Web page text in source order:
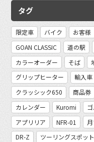
タグ
限定車 バイク お客様
GOAN CLASSIC
道の駅
カラーオーダー
そば
グリップヒーター
輸入車
クラッシック650
商品券
カレンダー
Kuromi
アプリリア
NFR-01
DR-Z
ツーリングスポット